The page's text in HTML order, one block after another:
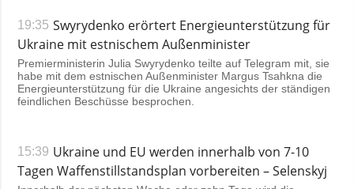
19:35 Swyrydenko erörtert Energieunterstützung für
Ukraine mit estnischem Außenminister
Premierministerin Julia Swyrydenko teilte auf Telegram mit, sie
habe mit dem estnischen Außenminister Margus Tsahkna die
Energieunterstützung für die Ukraine angesichts der ständigen
feindlichen Beschüsse besprochen.
15:39 Ukraine und EU werden innerhalb von 7-10
Tagen Waffenstillstandsplan vorbereiten – Selenskyj